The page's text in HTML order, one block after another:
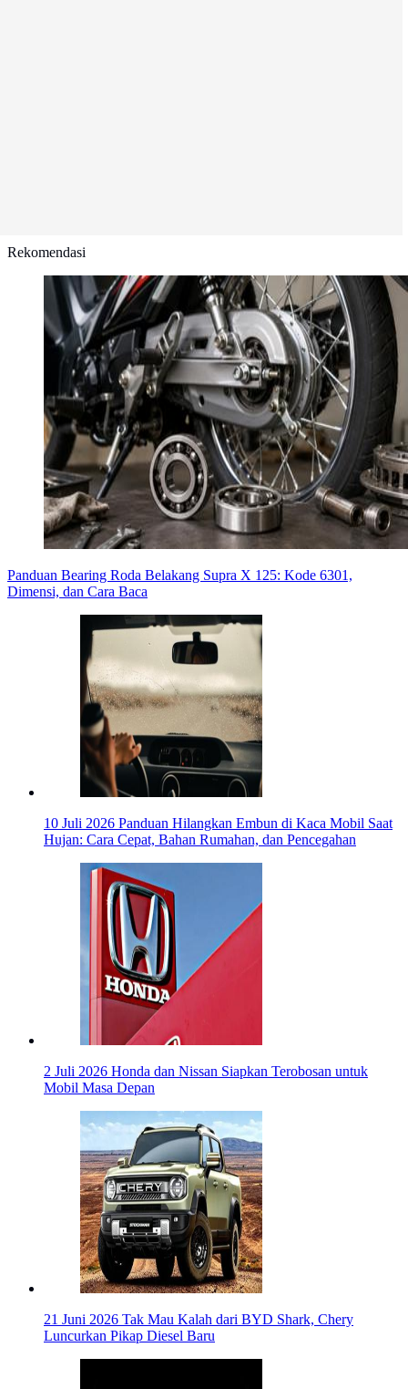
Rekomendasi
Panduan Bearing Roda Belakang Supra X 125: Kode 6301,
Dimensi, dan Cara Baca
10 Juli 2026 Panduan Hilangkan Embun di Kaca Mobil Saat
Hujan: Cara Cepat, Bahan Rumahan, dan Pencegahan
2 Juli 2026 Honda dan Nissan Siapkan Terobosan untuk
Mobil Masa Depan
21 Juni 2026 Tak Mau Kalah dari BYD Shark, Chery
Luncurkan Pikap Diesel Baru